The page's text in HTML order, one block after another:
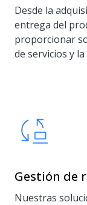
Desde la
entrega del
proporcionar
de servicios y
Gestión de
Nuestras